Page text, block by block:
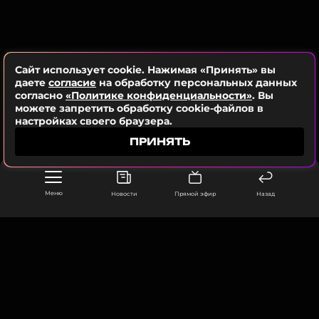
Меню Новости Прямой эфир Назад
недвижимости, поскольку о браке и партнерстве
речи после развода, безусловно, быть не может.
Об этом сообщило изданиеРageSix.
Сайт использует cookie. Нажимая «Принять» вы
даете согласие на обработку персональных данных
согласно «Политике конфиденциальности». Вы
можете запретить обработку cookie-файлов в
настройках своего браузера.
ПРИНЯТЬ